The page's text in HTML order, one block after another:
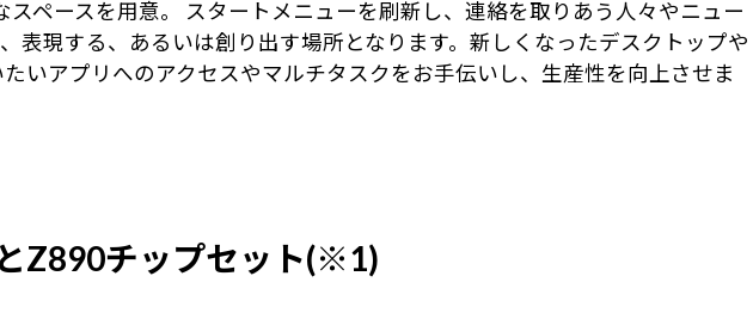
ペースを用意。 スタートメニューを刷新し、連絡を取りあう人々やニュー
表現する、あるいは創り出す場所となります。新しくなったデスクトップや
いアプリへのアクセスやマルチタスクをお手伝いし、生産性を向上させま
Z890チップセット(※1)